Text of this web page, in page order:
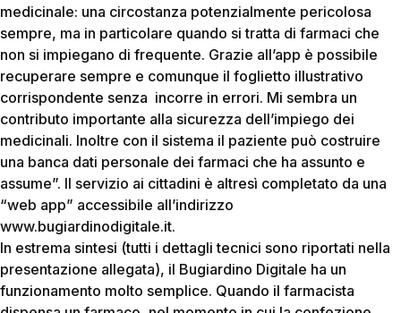
medicinale: una circostanza potenzialmente pericolosa
sempre, ma in particolare quando si tratta di farmaci che
non si impiegano di frequente. Grazie all’app è possibile
recuperare sempre e comunque il foglietto illustrativo
corrispondente senza incorre in errori. Mi sembra un
contributo importante alla sicurezza dell’impiego dei
medicinali. Inoltre con il sistema il paziente può costruire
una banca dati personale dei farmaci che ha assunto e
assume”. Il servizio ai cittadini è altresì completato da una
“web app” accessibile all’indirizzo
www.bugiardinodigitale.it.
In estrema sintesi (tutti i dettagli tecnici sono riportati nella
presentazione allegata), il Bugiardino Digitale ha un
funzionamento molto semplice. Quando il farmacista